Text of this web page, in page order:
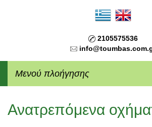
2105575536
Μενού πλοήγησης
Ανατρεπόμενα